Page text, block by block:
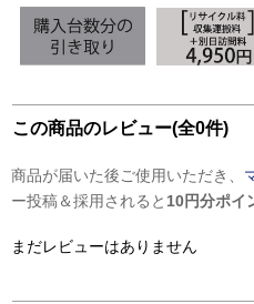
この商品のレビュー(全0件)
商品が届いた後ご使用いただき、
ー投稿＆採用されると 10円分ポイ
まだレビューはありません